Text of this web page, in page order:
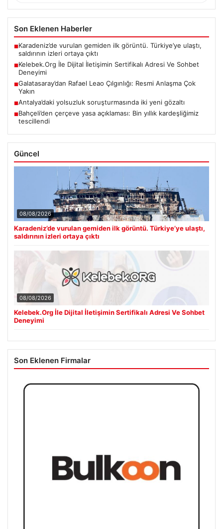
Son Eklenen Haberler
■Karadeniz’de vurulan gemiden ilk görüntü. Türkiye’ye ulaştı,
saldırının izleri ortaya çıktı
■Kelebek.Org İle Dijital İletişimin Sertifikalı Adresi Ve Sohbet
Deneyimi
■Galatasaray’dan Rafael Leao Çılgınlığı: Resmi Anlaşma Çok
Yakın
■Antalya’daki yolsuzluk soruşturmasında iki yeni gözaltı
■Bahçeli’den çerçeve yasa açıklaması: Bin yıllık kardeşliğimiz
tescillendi
Güncel
08/08/2026
Karadeniz’de vurulan gemiden ilk görüntü. Türkiye’ye ulaştı,
saldırının izleri ortaya çıktı
08/08/2026
Kelebek.Org İle Dijital İletişimin Sertifikalı Adresi Ve Sohbet
Deneyimi
Son Eklenen Firmalar